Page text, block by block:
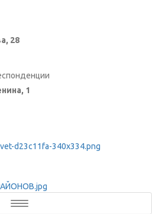
28
1
Toggle